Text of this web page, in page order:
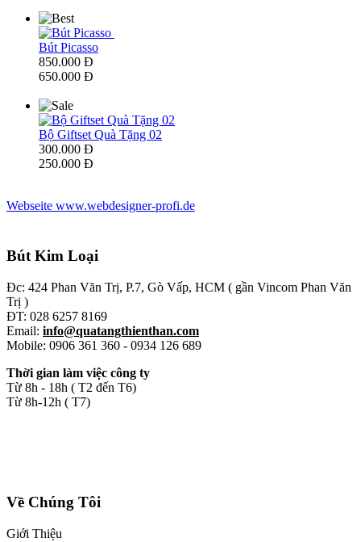
Bút Picasso
850.000 Đ
650.000 Đ
Bộ Giftset Quà Tặng 02
300.000 Đ
250.000 Đ
Webseite www.webdesigner-profi.de
Bút Kim Loại
Đc: 424 Phan Văn Trị, P.7, Gò Vấp, HCM ( gần Vincom Phan Văn
Trị )
ĐT: 028 6257 8169
Email: info@quatangthienthan.com
Mobile: 0906 361 360 - 0934 126 689
Thời gian làm việc công ty
Từ 8h - 18h ( T2 đến T6)
Từ 8h-12h ( T7)
Về Chúng Tôi
Giới Thiệu